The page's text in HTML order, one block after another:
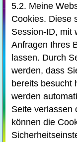
5.2. Meine
Cookies. Diese
Session-ID, mit
Anfragen Ihres
lassen. Durch
werden, dass
bereits besucht
werden
Seite verlassen
können die